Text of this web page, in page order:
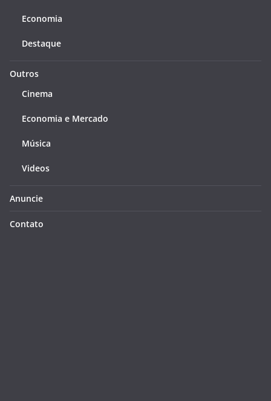
Economia
Destaque
Outros
Cinema
Economia e Mercado
Música
Videos
Anuncie
Contato